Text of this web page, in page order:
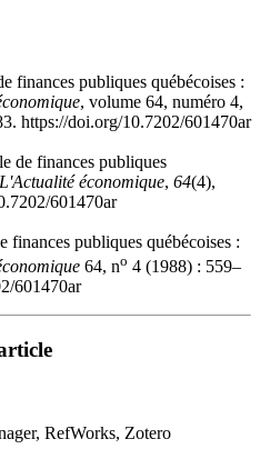
finances publiques québécoises :
, volume 64, numéro 4,
https://doi.org/10.7202/601470ar
de finances publiques
L'Actualité économique, 64(4),
601470ar
finances publiques québécoises :
64, no 4 (1988) : 559–
601470ar
RefWorks, Zotero